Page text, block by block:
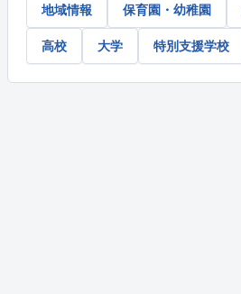
地域情報 保育園・幼稚園
高校 大学 特別支援学校